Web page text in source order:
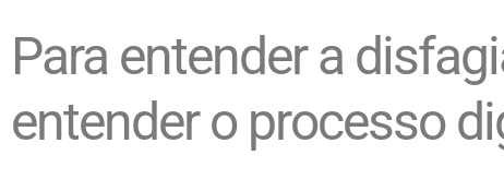
Para entender a
entender o processo